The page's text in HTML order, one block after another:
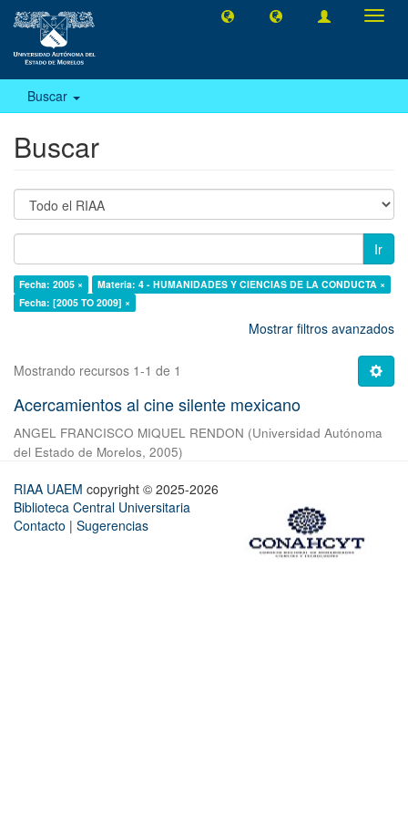
Buscar
Buscar
Ir
Fecha: 2005 ×
Materia: 4 - HUMANIDADES Y CIENCIAS DE LA CONDUCTA ×
Fecha: [2005 TO 2009] ×
Mostrar filtros avanzados
Mostrando recursos 1-1 de 1
Acercamientos al cine silente mexicano
ANGEL FRANCISCO MIQUEL RENDON (Universidad Autónoma
del Estado de Morelos, 2005)
RIAA UAEM copyright © 2025-2026
Biblioteca Central Universitaria
Contacto | Sugerencias